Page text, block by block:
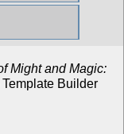
Might and Magic:
Template Builder